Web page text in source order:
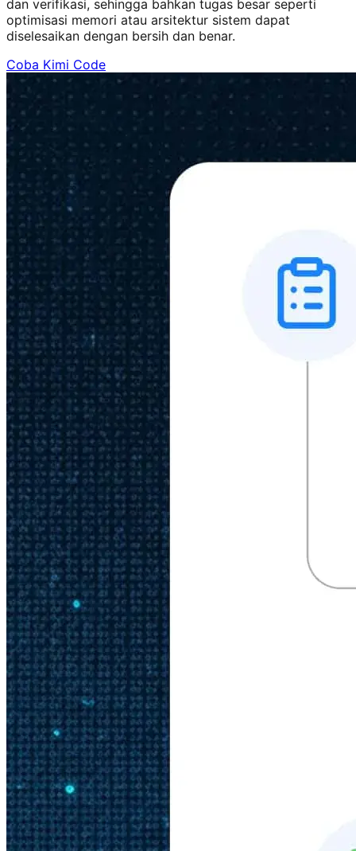
dan verifikasi, sehingga bahkan tugas besar seperti
optimisasi memori atau arsitektur sistem dapat
diselesaikan dengan bersih dan benar.
Coba Kimi Code